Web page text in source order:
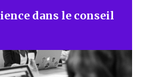
dans le conseil